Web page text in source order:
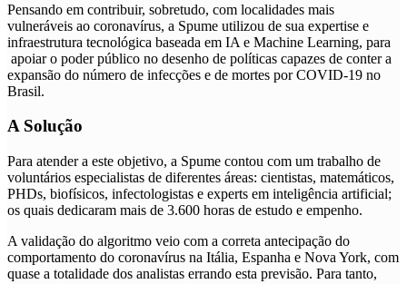
Pensando em contribuir, sobretudo, com localidades mais
vulneráveis ao coronavírus, a Spume utilizou de sua expertise e
infraestrutura tecnológica baseada em IA e Machine Learning, para
apoiar o poder público no desenho de políticas capazes de conter a
expansão do número de infecções e de mortes por COVID-19 no
Brasil.
A Solução
Para atender a este objetivo, a Spume contou com um trabalho de
voluntários especialistas de diferentes áreas: cientistas, matemáticos,
PHDs, biofísicos, infectologistas e experts em inteligência artificial;
os quais dedicaram mais de 3.600 horas de estudo e empenho.
A validação do algoritmo veio com a correta antecipação do
comportamento do coronavírus na Itália, Espanha e Nova York, com
quase a totalidade dos analistas errando esta previsão. Para tanto,